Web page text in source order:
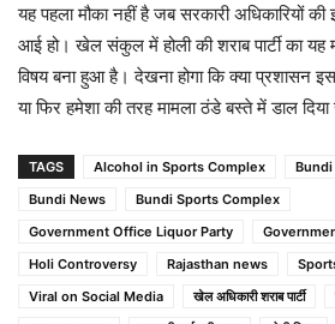
यह पहला मौका नहीं है जब सरकारी अधिकारियों की
आई हो। खेल संकुल में होली की शराब पार्टी का यह
विषय बना हुआ है। देखना होगा कि क्या प्रशासन
या फिर हमेशा की तरह मामला ठंडे बस्ते में डाल दिया
TAGS Alcohol in Sports Complex
Bundi News
Bundi Sports Complex
Government Office Liquor Party
Holi Controversy
Rajasthan news
Viral on Social Media
खेल अधिकारी शराब पार्टी